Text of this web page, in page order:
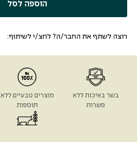
הוספה לסל
רוצה לשתף את החבר/ה? לחצ/י לשיתוף:
בשר באיכות ללא
פשרות
מוצרים טבעיים ללא
תוספות